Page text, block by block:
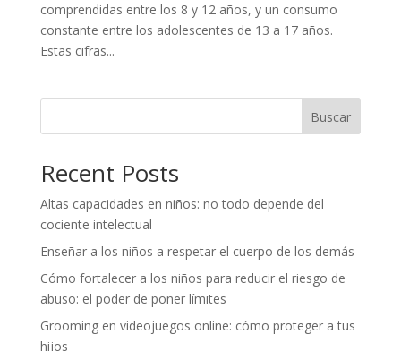
comprendidas entre los 8 y 12 años, y un consumo
constante entre los adolescentes de 13 a 17 años.
Estas cifras...
Buscar
Recent Posts
Altas capacidades en niños: no todo depende del
cociente intelectual
Enseñar a los niños a respetar el cuerpo de los demás
Cómo fortalecer a los niños para reducir el riesgo de
abuso: el poder de poner límites
Grooming en videojuegos online: cómo proteger a tus
hijos